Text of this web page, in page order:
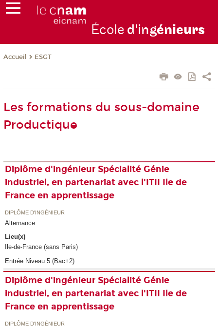
École d'ingénieurs
Accueil ESGT
Les formations du sous-domaine
Productique
Diplôme d'ingénieur Spécialité Génie
industriel, en partenariat avec l'ITII Ile de
France en apprentissage
DIPLÔME D'INGÉNIEUR
Alternance
Lieu(x)
Ile-de-France (sans Paris)
Entrée Niveau 5 (Bac+2)
Diplôme d'ingénieur Spécialité Génie
industriel, en partenariat avec l'ITII Ile de
France en apprentissage
DIPLÔME D'INGÉNIEUR